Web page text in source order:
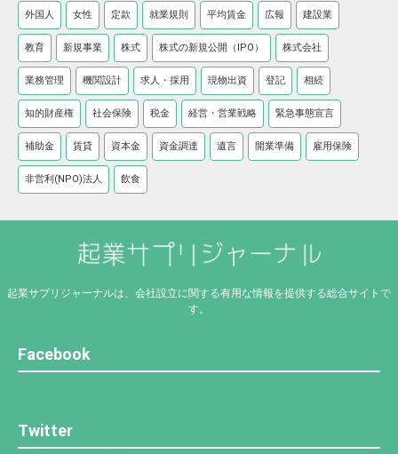
外国人 女性 定款 就業規則 平均賃金 広報 建設業
教育 新規事業 株式 株式の新規公開（IPO） 株式会社
業務管理 機関設計 求人・採用 現物出資 登記 相続
知的財産権 社会保険 税金 経営・営業戦略 緊急事態宣言
補助金 賃貸 資本金 資金調達 遺言 開業準備 雇用保険
非営利(NPO)法人 飲食
起業サプリジャーナルは、会社設立に関する有用な情報を提供する総合サイトで
す。
Facebook
Twitter